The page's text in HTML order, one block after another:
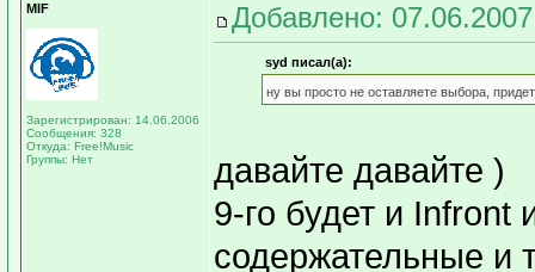
MIF
Зарегистрирован: 14.06.2006
Сообщения: 328
Откуда: Free!Music
Группы: Нет
Добавлено:
syd писал(а):
ну вы просто не оставляете выбора,
давайте давайте )
9-го будет и Infront
содержательные и